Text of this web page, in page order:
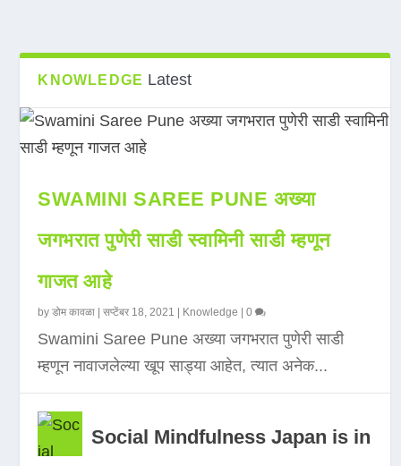
KNOWLEDGE Latest
SWAMINI SAREE PUNE अख्या
जगभरात पुणेरी साडी स्वामिनी साडी म्हणून
गाजत आहे
byडोम कावळा |सप्टेंबर 18, 2021 Knowledge |0
Swamini Saree Pune अख्या जगभरात पुणेरी साडी
म्हणून नावाजलेल्या खूप साड्या आहेत, त्यात अनेक...
Social Mindfulness Japan is in